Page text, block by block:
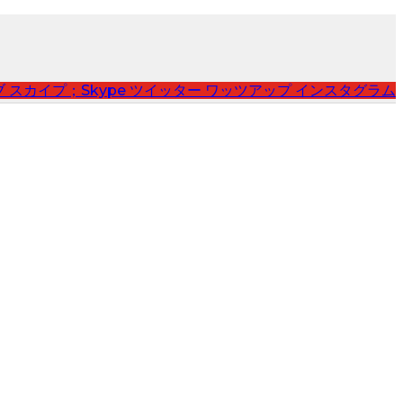
スカイプ；Skype ツイッター ワッツアップ インスタグラム